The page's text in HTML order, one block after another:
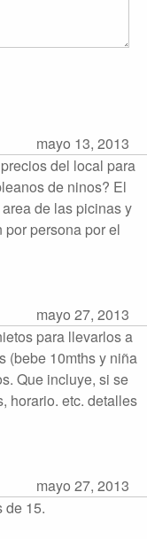
mayo 13, 2013
del local para
de ninos? El
de las picinas y
persona por el
mayo 27, 2013
para llevarlos a
(bebe 10mths y niña
Que incluye, si se
horario. etc. detalles
mayo 27, 2013
de 15.